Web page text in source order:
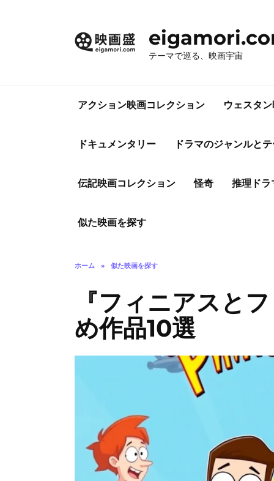
テーマで巡る、映画宇宙
アクション映画コレクション ウェスタ
ドキュメンタリー ドラマのジャンルと
伝記映画コレクション 怪奇 推理ドラ
似た映画を探す
ホーム » 似た映画を探す
『フィニアスと
め作品10選